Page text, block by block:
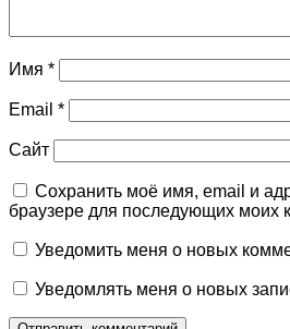
Имя *
Email *
Сайт
Сохранить моё имя, email и
браузере для последующих моих
Уведомить меня о новых
Уведомлять меня о новых